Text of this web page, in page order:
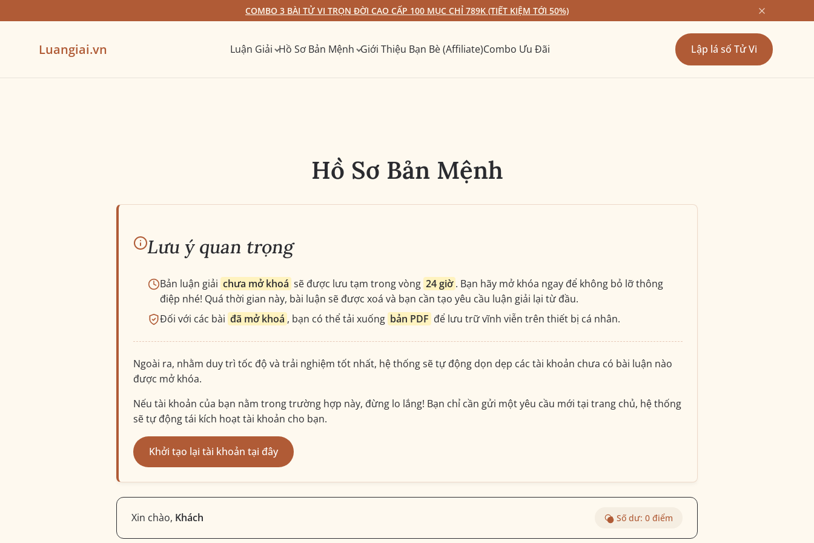
COMBO 3 BÀI TỬ VI TRỌN ĐỜI CAO CẤP 100 MỤC CHỈ 789K (TIẾT KIỆM TỚI 50%)
Luangiai.vn Luận Giải Hồ Sơ Bản Mệnh Giới Thiệu Bạn Bè (Affiliate)Combo Ưu Đãi Lập lá số Tử Vi
Hồ Sơ Bản Mệnh
Lưu ý quan trọng
Bản luận giải chưa mở khoá sẽ được lưu tạm trong vòng 24 giờ . Bạn hãy mở khóa ngay để không bỏ lỡ thông
điệp nhé! Quá thời gian này, bài luận sẽ được xoá và bạn cần tạo yêu cầu luận giải lại từ đầu.
Đối với các bài đã mở khoá , bạn có thể tải xuống bản PDF để lưu trữ vĩnh viễn trên thiết bị cá nhân.
Ngoài ra, nhằm duy trì tốc độ và trải nghiệm tốt nhất, hệ thống sẽ tự động dọn dẹp các tài khoản chưa có bài luận nào
được mở khóa.
Nếu tài khoản của bạn nằm trong trường hợp này, đừng lo lắng! Bạn chỉ cần gửi một yêu cầu mới tại trang chủ, hệ thống
sẽ tự động tái kích hoạt tài khoản cho bạn.
Khởi tạo lại tài khoản tại đây
Xin chào, Khách Số dư: 0 điểm